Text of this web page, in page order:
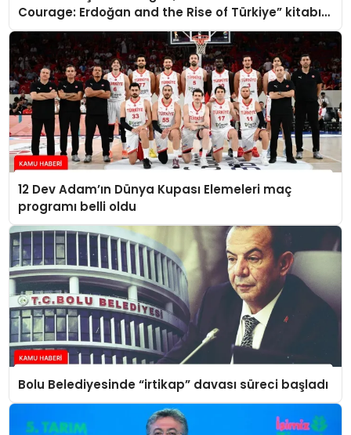
Courage: Erdoğan and the Rise of Türkiye” kitabını
takdim etti
12 Dev Adam’ın Dünya Kupası Elemeleri maç
programı belli oldu
Bolu Belediyesinde “irtikap” davası süreci başladı